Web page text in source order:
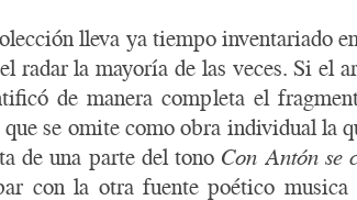
lleva ya tiempo inventariado
radar la mayoría de las veces. Si el
de manera completa el
se omite como obra individual la
de una parte del tono Con Antón se
con la otra fuente poético